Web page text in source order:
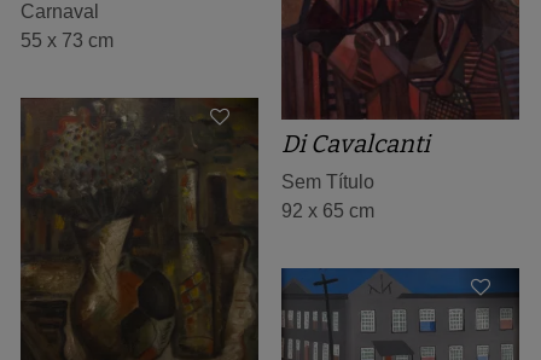
Carnaval
55 x 73 cm
Di Cavalcanti
Sem Título
92 x 65 cm